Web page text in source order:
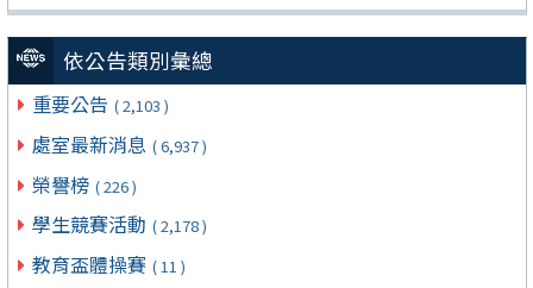
依公告類別彙總
重要公告 ( 2,103 )
處室最新消息 ( 6,937 )
榮譽榜 ( 226 )
學生競賽活動 ( 2,178 )
教育盃體操賽 ( 11 )